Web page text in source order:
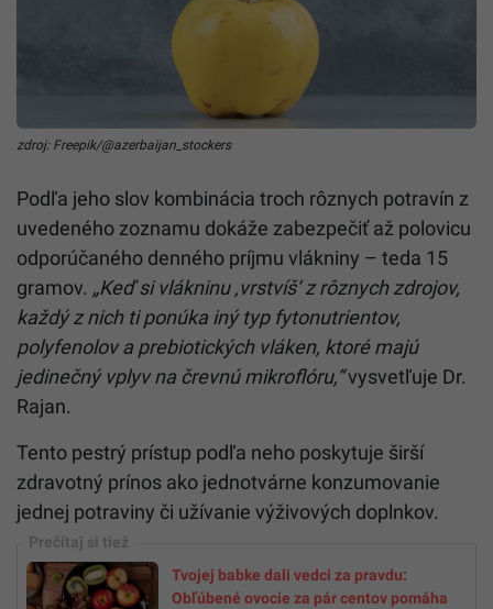
zdroj: Freepik/@azerbaijan_stockers
Podľa jeho slov kombinácia troch rôznych potravín z
uvedeného zoznamu dokáže zabezpečiť až polovicu
odporúčaného denného príjmu vlákniny – teda 15
gramov. „Keď si vlákninu ‚vrstvíš‘ z rôznych zdrojov,
každý z nich ti ponúka iný typ fytonutrientov,
polyfenolov a prebiotických vláken, ktoré majú
jedinečný vplyv na črevnú mikroflóru,“vysvetľuje Dr.
Rajan.
Tento pestrý prístup podľa neho poskytuje širší
zdravotný prínos ako jednotvárne konzumovanie
jednej potraviny či užívanie výživových doplnkov.
Tvojej babke dali vedci za pravdu:
Obľúbené ovocie za pár centov pomáha